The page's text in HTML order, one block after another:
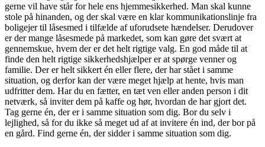
gerne vil have står for hele ens hjemmesikkerhed. Man skal kunne
stole på hinanden, og der skal være en klar kommunikationslinje fra
boligejer til låsesmed i tilfælde af uforudsete hændelser. Derudover
er der mange låsesmede på markedet, som kan gøre det svært at
gennemskue, hvem der er det helt rigtige valg. En god måde til at
finde den helt rigtige sikkerhedshjælper er at spørge venner og
familie. Der er helt sikkert én eller flere, der har stået i samme
situation, og derfor kan der være meget hjælp at hente, hvis man
udfritter dem. Har du en fætter, en tæt ven eller anden person i dit
netværk, så inviter dem på kaffe og hør, hvordan de har gjort det.
Tag gerne én, der er i samme situation som dig. Bor du selv i
lejlighed, så for du ikke så meget ud af at invitere én ind, der bor på
en gård. Find gerne én, der sidder i samme situation som dig.